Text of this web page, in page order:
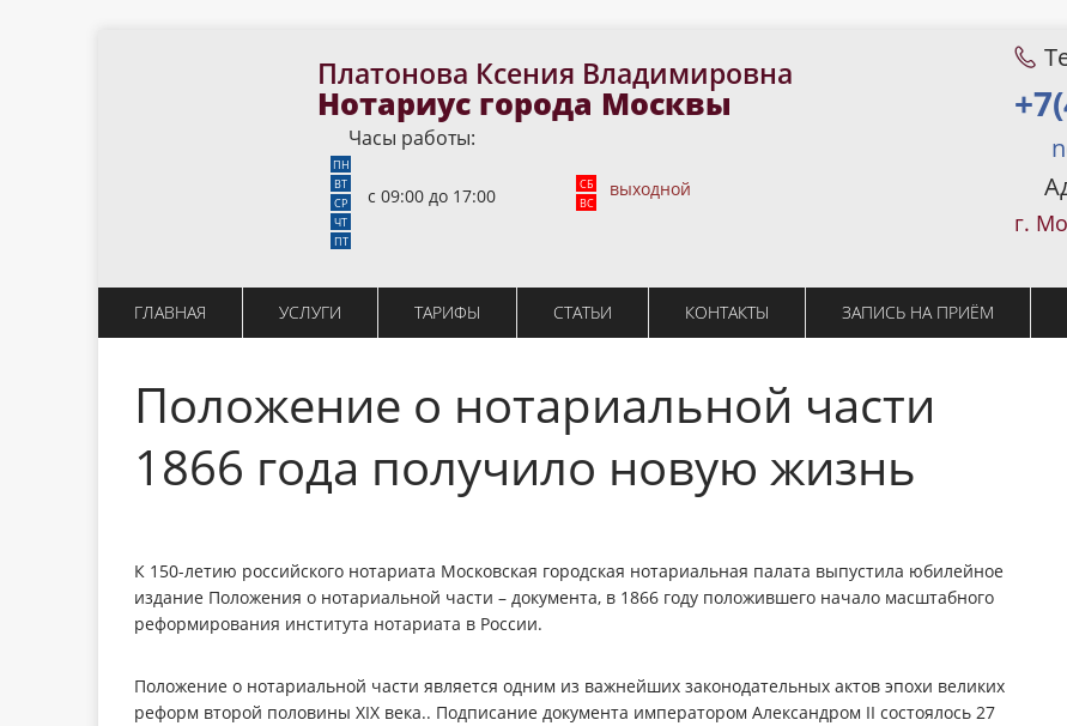
Платонова Ксения Владимировна
Нотариус города Москвы
Часы работы:
ПН
ВТ
СР
ЧТ
ПT
с 09:00 до 17:00
СБ
ВС
выходной
г.
ГЛАВНАЯ УСЛУГИ ТАРИФЫ СТАТЬИ КОНТАКТЫ ЗАПИСЬ НА ПРИЁМ
Положение о нотариальной части
1866 года получило новую жизнь
К 150-летию российского нотариата Московская городская нотариальная палата выпустила юбилейное
издание Положения о нотариальной части – документа, в 1866 году положившего начало масштабного
реформирования института нотариата в России.
Положение о нотариальной части является одним из важнейших законодательных актов эпохи великих
реформ второй половины ХIХ века.. Подписание документа императором Александром II состоялось 27